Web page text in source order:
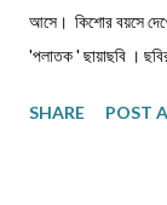
আসে। কিশোর বয়সে
'পলাতক ' ছায়াছবি ‌।
নিজেকে একাত্ম করে
SHARE POST